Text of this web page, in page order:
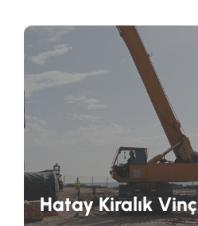
Hatay Kiralık Vinç